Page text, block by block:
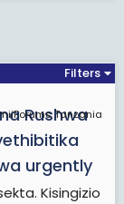
Filters
Tanzania
Rushwa
urgently
Kisingizio